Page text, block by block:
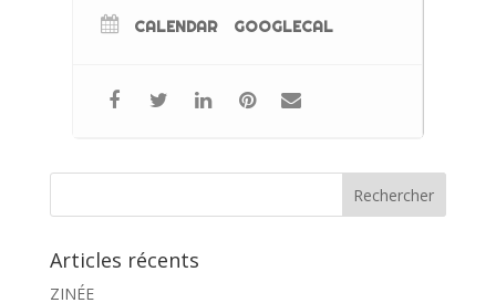
CALENDAR GOOGLECAL
Articles récents
ZINÉE